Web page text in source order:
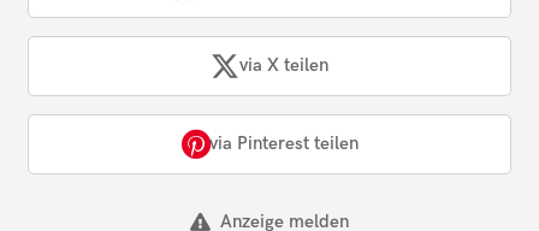
via X teilen
via Pinterest teilen
Anzeige melden